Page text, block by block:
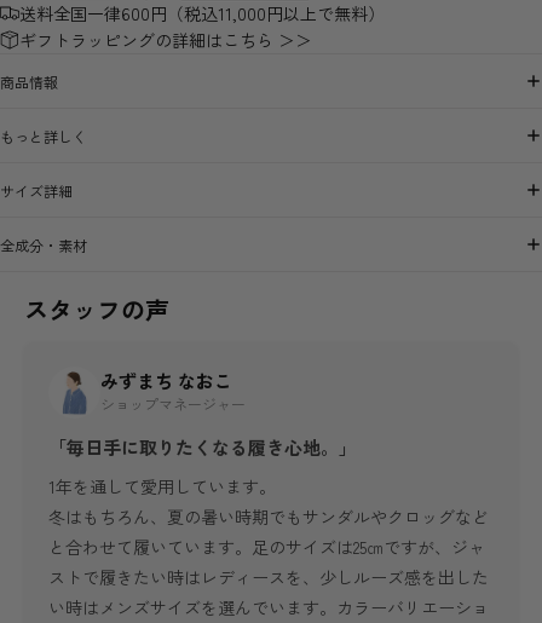
送料全国一律600円（税込11,000円以上で無料）
ギフトラッピングの詳細はこちら ＞＞
商品情報
もっと詳しく
サイズ詳細
全成分・素材
スタッフの声
みずまち なおこ
ショップマネージャー
「毎日手に取りたくなる履き心地。」
1年を通して愛用しています。
冬はもちろん、夏の暑い時期でもサンダルやクロッグなど
と合わせて履いています。足のサイズは25㎝ですが、ジャ
ストで履きたい時はレディースを、少しルーズ感を出した
い時はメンズサイズを選んでいます。カラーバリエーショ